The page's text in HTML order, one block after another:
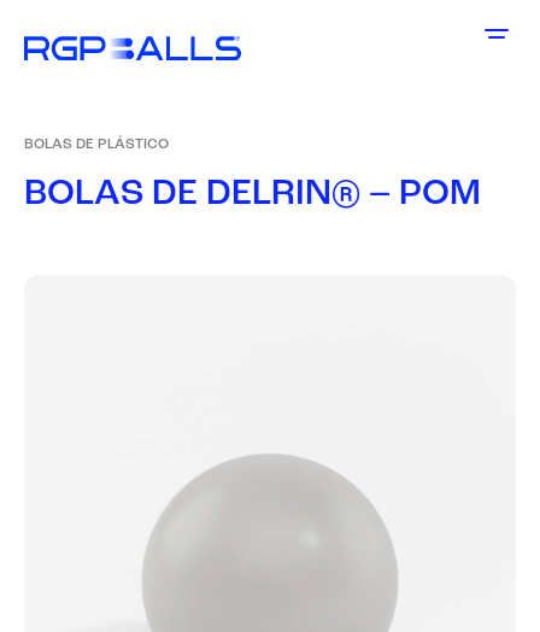
BOLAS DE PLÁSTICO
BOLAS DE DELRIN® – POM